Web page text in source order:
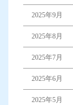
2025年9月
2025年8月
2025年7月
2025年6月
2025年5月